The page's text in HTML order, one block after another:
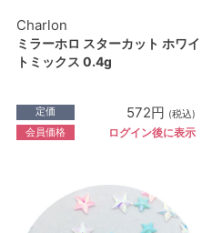
Charlon
ミラーホロ スターカット ホワイ
トミックス 0.4g
定価 572円 (税込)
会員価格 ログイン後に表示